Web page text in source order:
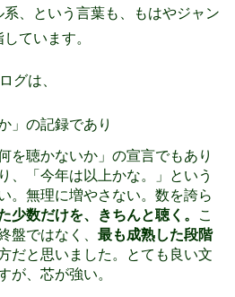
、という言葉も、もはやジャン
ています。
は、
」の記録であり
を聴かないか」の宣言でもあり
、「今年は以上かな。」という
。無理に増やさない。数を誇ら
少数だけを、きちんと聴く。
こ
盤ではなく、 最も成熟した段階
だと思いました。とても良い文
が、芯が強い。